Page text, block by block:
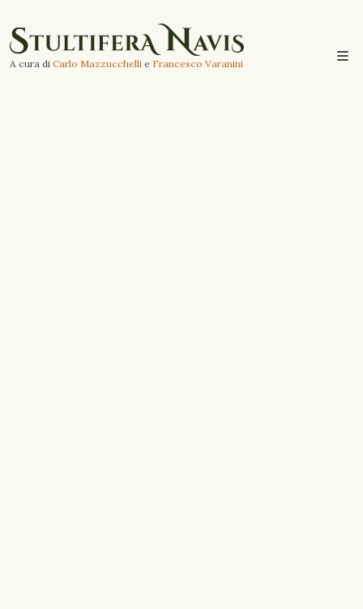
A cura di Carlo Mazzucchelli e Francesco Varanini